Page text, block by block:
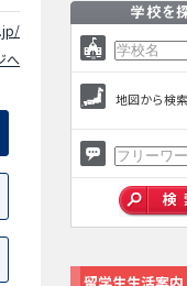
へ
地図から検索